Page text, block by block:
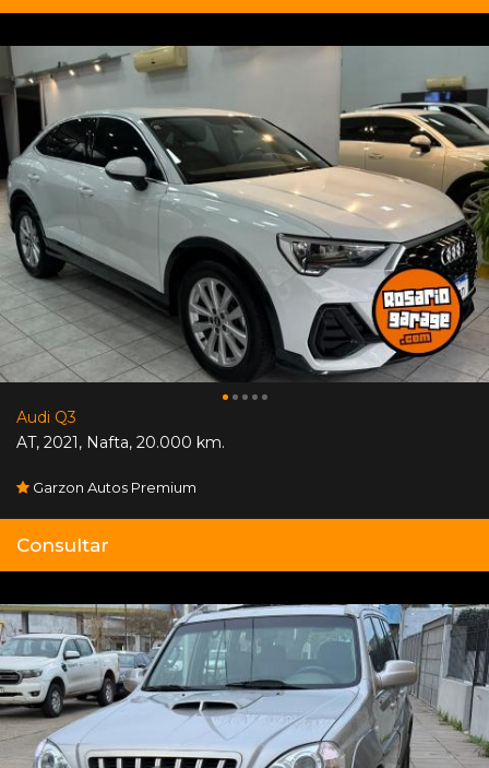
Audi Q3
AT, 2021, Nafta, 20.000 km.
Garzon Autos Premium
Consultar